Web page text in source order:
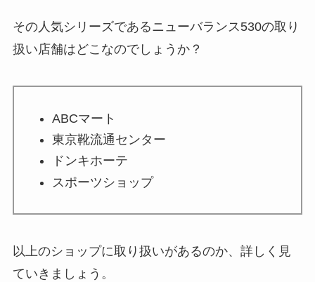
その人気シリーズであるニューバランス530の取り
扱い店舗はどこなのでしょうか？
ABCマート
東京靴流通センター
ドンキホーテ
スポーツショップ
以上のショップに取り扱いがあるのか、詳しく見
ていきましょう。